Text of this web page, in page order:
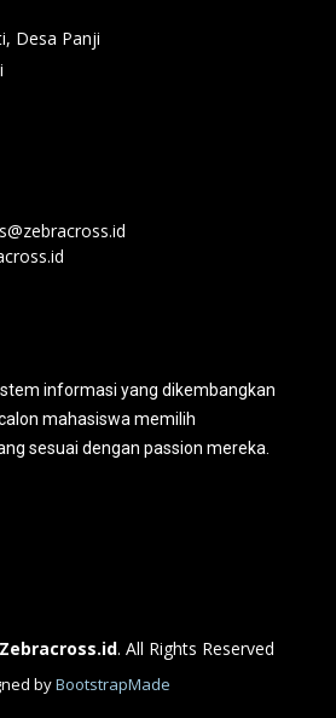
Desa Panji
informasi yang dikembangkan
mahasiswa memilih
sesuai dengan passion mereka.
Zebracross.id. All Rights Reserved
byBootstrapMade